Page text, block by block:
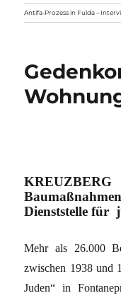
Antifa-Prozess in Fulda –
Dienststelle für
Mehr als 26.000
zwischen 1938 und
Juden“ in